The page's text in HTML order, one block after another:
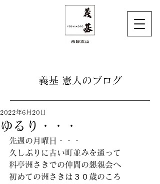
義基 憲人のブログ
ゆるり・・・
2022年6月20日
先週の月曜日・・・
久しぶりに古い町並みを通って
料亭洲さきでの仲間の懇親会へ
初めての洲さきは３０歳のころ